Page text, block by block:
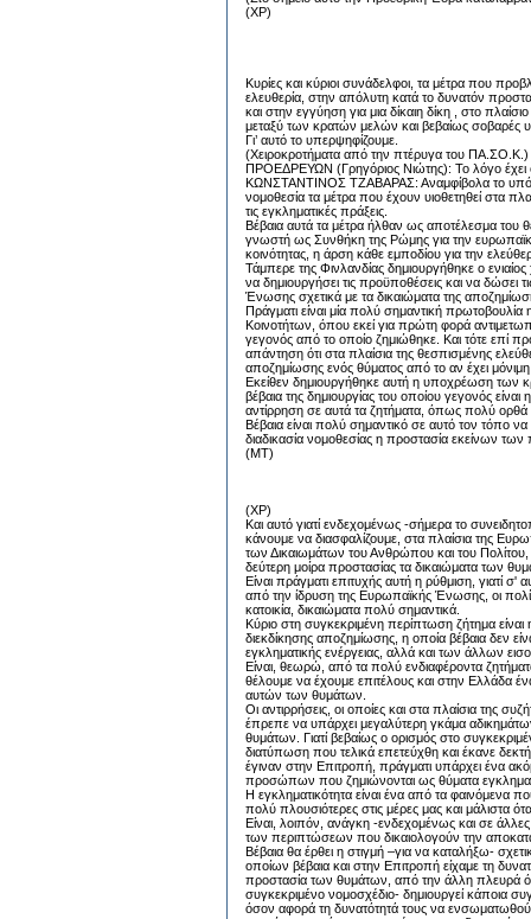
(XP)
Κυρίες και κύριοι συνάδελφοι, τα μέτρα που
ελευθερία, στην απόλυτη κατά το δυνατόν
και στην εγγύηση για μια δίκαιη δίκη , στο
μεταξύ των κρατών μελών και βεβαίως σοβαρές
Γι’ αυτό το υπερψηφίζουμε.
(Χειροκροτήματα από την πτέρυγα του ΠΑ.ΣΟ.Κ.)
ΠΡΟΕΔΡΕΥΩΝ (Γρηγόριος Νιώτης): Το λόγο έχει
ΚΩΝΣΤΑΝΤΙΝΟΣ ΤΖΑΒΑΡΑΣ: Αναμφίβολα το υπό
νομοθεσία τα μέτρα που έχουν υιοθετηθεί στα
τις εγκληματικές πράξεις.
Βέβαια αυτά τα μέτρα ήλθαν ως αποτέλεσμα του
γνωστή ως Συνθήκη της Ρώμης για την ευρωπαϊκή
κοινότητας, η άρση κάθε εμποδίου για την
Τάμπερε της Φινλανδίας δημιουργήθηκε ο
να δημιουργήσει τις προϋποθέσεις και να
Ένωσης σχετικά με τα δικαιώματα της
Πράγματι είναι μία πολύ σημαντική
Κοινοτήτων, όπου εκεί για πρώτη φορά
γεγονός από το οποίο ζημιώθηκε. Και τότε επί
απάντηση ότι στα πλαίσια της θεσπισμένης
αποζημίωσης ενός θύματος από το αν έχει
Εκείθεν δημιουργήθηκε αυτή η υποχρέωση των
βέβαια της δημιουργίας του οποίου γεγονός
αντίρρηση σε αυτά τα ζητήματα, όπως πολύ
Βέβαια είναι πολύ σημαντικό σε αυτό τον τόπο
διαδικασία νομοθεσίας η προστασία εκείνων των
(MT)
(XP)
Και αυτό γιατί ενδεχομένως -σήμερα το
κάνουμε να διασφαλίζουμε, στα πλαίσια της
των Δικαιωμάτων του Ανθρώπου και του
δεύτερη μοίρα προστασίας τα δικαιώματα των
Είναι πράγματι επιτυχής αυτή η ρύθμιση, γιατί σ'
από την ίδρυση της Ευρωπαϊκής Ένωσης, οι
κατοικία, δικαιώματα πολύ σημαντικά.
Κύριο στη συγκεκριμένη περίπτωση ζήτημα είναι
διεκδίκησης αποζημίωσης, η οποία βέβαια δεν
εγκληματικής ενέργειας, αλλά και των άλλων
Είναι, θεωρώ, από τα πολύ ενδιαφέροντα
θέλουμε να έχουμε επιτέλους και στην Ελλάδα
αυτών των θυμάτων.
Οι αντιρρήσεις, οι οποίες και στα πλαίσια της
έπρεπε να υπάρχει μεγαλύτερη γκάμα
θυμάτων. Γιατί βεβαίως ο ορισμός στο
διατύπωση που τελικά επετεύχθη και έκανε
έγιναν στην Επιτροπή, πράγματι υπάρχει ένα
προσώπων που ζημιώνονται ως θύματα
Η εγκληματικότητα είναι ένα από τα φαινόμενα
πολύ πλουσιότερες στις μέρες μας και μάλιστα
Είναι, λοιπόν, ανάγκη -ενδεχομένως και σε
των περιπτώσεων που δικαιολογούν την
Βέβαια θα έρθει η στιγμή –για να καταλήξω-
οποίων βέβαια και στην Επιτροπή είχαμε τη
προστασία των θυμάτων, από την άλλη πλευρά
συγκεκριμένο νομοσχέδιο- δημιουργεί κάποια
όσον αφορά τη δυνατότητά τους να